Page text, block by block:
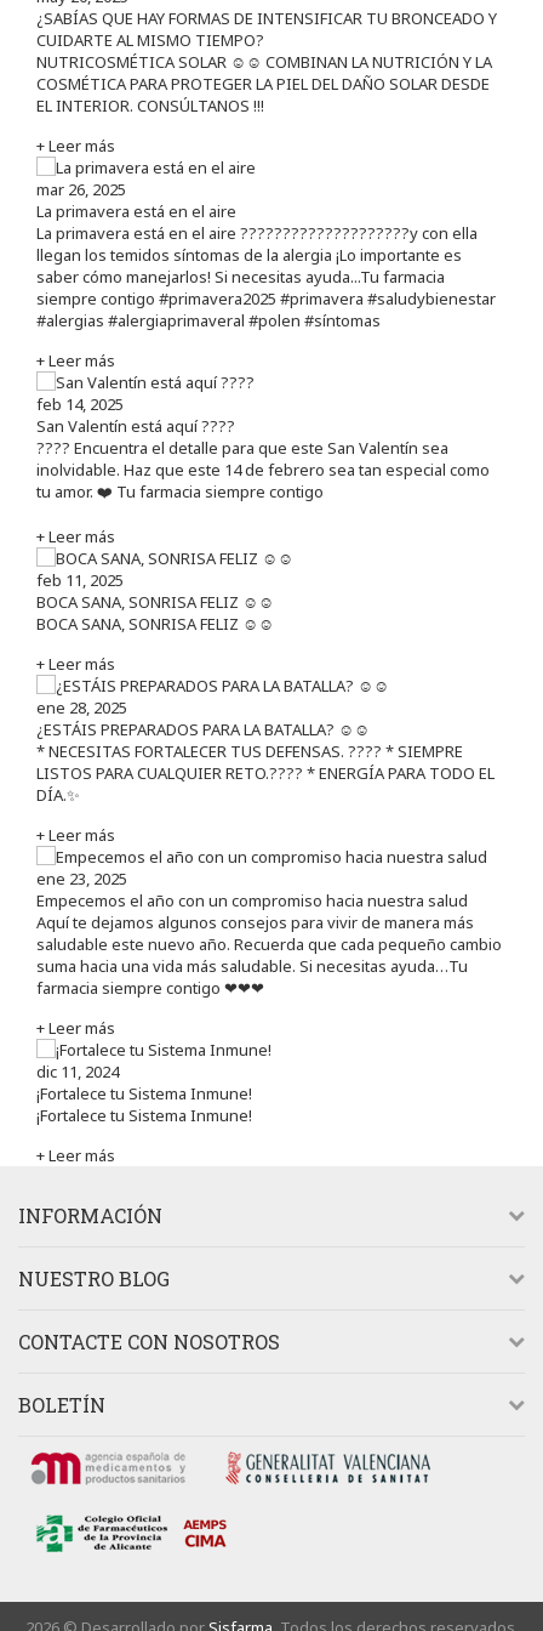
¿SABÍAS QUE HAY FORMAS DE INTENSIFICAR TU BRONCEADO Y
CUIDARTE AL MISMO TIEMPO?
NUTRICOSMÉTICA SOLAR ☺️☺️ COMBINAN LA NUTRICIÓN Y LA
COSMÉTICA PARA PROTEGER LA PIEL DEL DAÑO SOLAR DESDE
EL INTERIOR. CONSÚLTANOS !!!
+ Leer más
mar 26, 2025
La primavera está en el aire
La primavera está en el aire ????????????????????y con ella
llegan los temidos síntomas de la alergia ¡Lo importante es
saber cómo manejarlos! Si necesitas ayuda...Tu farmacia
siempre contigo #primavera2025 #primavera #saludybienestar
#alergias #alergiaprimaveral #polen #síntomas
+ Leer más
feb 14, 2025
San Valentín está aquí ????
???? Encuentra el detalle para que este San Valentín sea
inolvidable. Haz que este 14 de febrero sea tan especial como
tu amor. ❤️ Tu farmacia siempre contigo
+ Leer más
feb 11, 2025
BOCA SANA, SONRISA FELIZ ☺️☺️
BOCA SANA, SONRISA FELIZ ☺️☺️
+ Leer más
ene 28, 2025
¿ESTÁIS PREPARADOS PARA LA BATALLA? ☺️☺️
* NECESITAS FORTALECER TUS DEFENSAS. ????️ * SIEMPRE
LISTOS PARA CUALQUIER RETO.???? * ENERGÍA PARA TODO EL
DÍA.✨
+ Leer más
ene 23, 2025
Empecemos el año con un compromiso hacia nuestra salud
Aquí te dejamos algunos consejos para vivir de manera más
saludable este nuevo año. Recuerda que cada pequeño cambio
suma hacia una vida más saludable. Si necesitas ayuda…Tu
farmacia siempre contigo ❤❤❤
+ Leer más
dic 11, 2024
¡Fortalece tu Sistema Inmune!
¡Fortalece tu Sistema Inmune!
+ Leer más
INFORMACIÓN
NUESTRO BLOG
CONTACTE CON NOSOTROS
BOLETÍN